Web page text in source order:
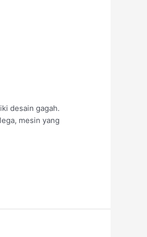
desain gagah.
mesin yang